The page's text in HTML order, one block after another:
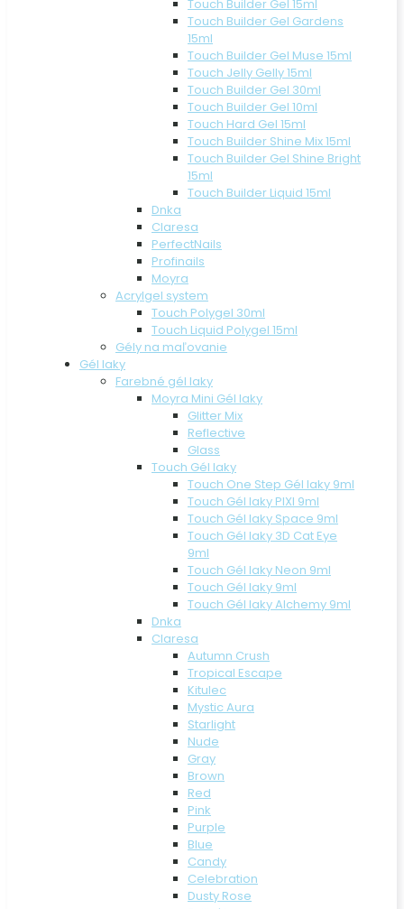
Touch Builder Gel 15ml
Touch Builder Gel Gardens
15ml
Touch Builder Gel Muse 15ml
Touch Jelly Gelly 15ml
Touch Builder Gel 30ml
Touch Builder Gel 10ml
Touch Hard Gel 15ml
Touch Builder Shine Mix 15ml
Touch Builder Gel Shine Bright
15ml
Touch Builder Liquid 15ml
Dnka
Claresa
PerfectNails
Profinails
Moyra
Acrylgel system
Touch Polygel 30ml
Touch Liquid Polygel 15ml
Gély na maľovanie
Gél laky
Farebné gél laky
Moyra Mini Gél laky
Glitter Mix
Reflective
Glass
Touch Gél laky
Touch One Step Gél laky 9ml
Touch Gél laky PIXI 9ml
Touch Gél laky Space 9ml
Touch Gél laky 3D Cat Eye
9ml
Touch Gél laky Neon 9ml
Touch Gél laky 9ml
Touch Gél laky Alchemy 9ml
Dnka
Claresa
Autumn Crush
Tropical Escape
Kitulec
Mystic Aura
Starlight
Nude
Gray
Brown
Red
Pink
Purple
Blue
Candy
Celebration
Dusty Rose